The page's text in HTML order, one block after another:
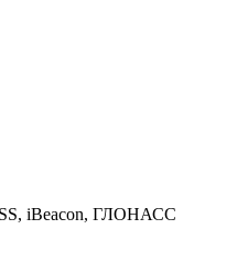
iBeacon, ГЛОНАСС